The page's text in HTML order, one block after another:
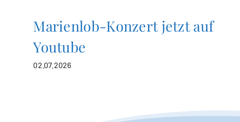
Marienlob-Konzert jetzt auf
Youtube
02.07.2026